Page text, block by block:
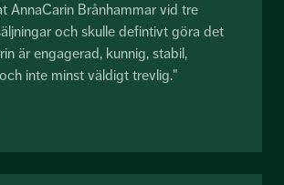
AnnaCarin Brånhammar vid tre
och skulle defintivt göra det
är engagerad, kunnig, stabil,
inte minst väldigt trevlig."